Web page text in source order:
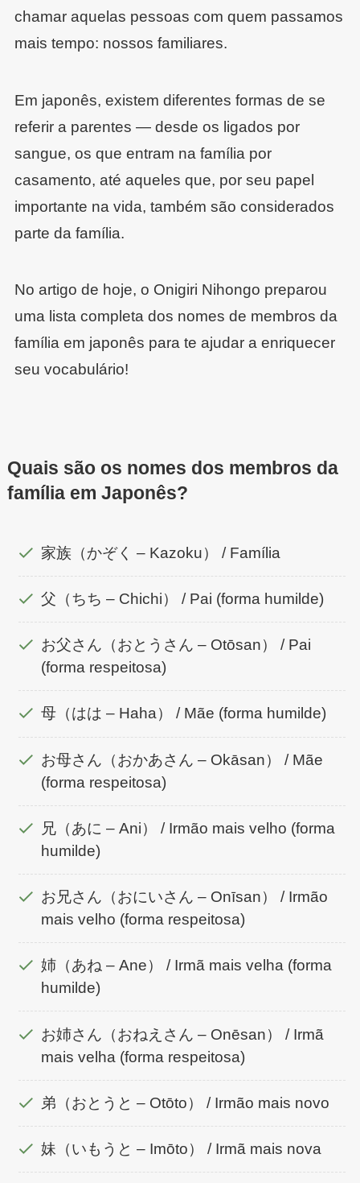
chamar aquelas pessoas com quem passamos
mais tempo: nossos familiares.
Em japonês, existem diferentes formas de se
referir a parentes — desde os ligados por
sangue, os que entram na família por
casamento, até aqueles que, por seu papel
importante na vida, também são considerados
parte da família.
No artigo de hoje, o Onigiri Nihongo preparou
uma lista completa dos nomes de membros da
família em japonês para te ajudar a enriquecer
seu vocabulário!
Quais são os nomes dos membros da
família em Japonês?
家族（かぞく – Kazoku） / Família
父（ちち – Chichi） / Pai (forma humilde)
お父さん（おとうさん – Otōsan） / Pai
(forma respeitosa)
母（はは – Haha） / Mãe (forma humilde)
お母さん（おかあさん – Okāsan） / Mãe
(forma respeitosa)
兄（あに – Ani） / Irmão mais velho (forma
humilde)
お兄さん（おにいさん – Onīsan） / Irmão
mais velho (forma respeitosa)
姉（あね – Ane） / Irmã mais velha (forma
humilde)
お姉さん（おねえさん – Onēsan） / Irmã
mais velha (forma respeitosa)
弟（おとうと – Otōto） / Irmão mais novo
妹（いもうと – Imōto） / Irmã mais nova